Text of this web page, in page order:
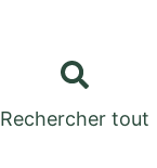
Rechercher tout